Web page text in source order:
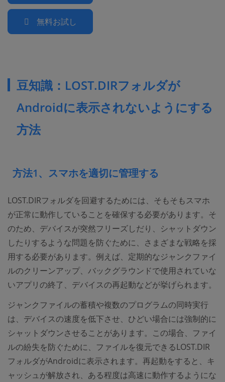
無料お試し
豆知識：LOST.DIRフォルダが
Androidに表示されないようにする
方法
方法1、スマホを適切に管理する
LOST.DIRフォルダを回避するためには、そもそもスマホ
が正常に動作していることを確保する必要があります。そ
のため、デバイスが突然フリーズしだり、シャットダウン
したりするような問題を防ぐために、さまざまな戦略を採
用する必要があります。例えば、定期的なジャンクファイ
ルのクリーンアップ、バックグラウンドで使用されていな
いアプリの終了、デバイスの再起動などが挙げられます。
ジャンクファイルの蓄積や複数のプログラムの同時実行
は、デバイスの速度を低下させ、ひどい場合には強制的に
シャットダウンさせることがあります。この場合、ファイ
ルの紛失を防ぐために、ファイルを復元できるLOST.DIR
フォルダがAndroidに表示されます。再起動をすると、キ
ャッシュが解放され、ある程度は高速に動作するようにな